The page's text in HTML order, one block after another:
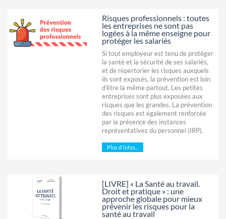
Risques professionnels : toutes
les entreprises ne sont pas
logées à la même enseigne pour
protéger les salariés
Si tout employeur est tenu de protéger
la santé et la sécurité de ses salariés,
et de répertorier les risques auxquels
ils sont exposés, la prévention est loin
d’être la même partout. Les petites
entreprises sont plus exposées aux
risques que les grandes. La prévention
des risques est également renforcée
par la présence des instances
représentatives du personnel (IRP).
Plus d'infos...
[LIVRE] « La Santé au travail.
Droit et pratique » : une
approche globale pour mieux
prévenir les risques pour la
santé au travail